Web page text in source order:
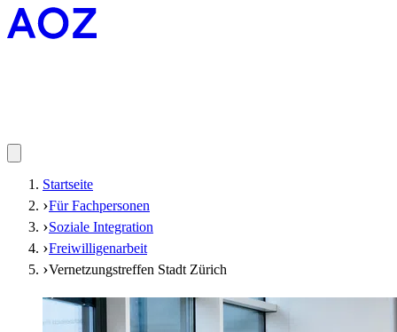
Startseite
Für Fachpersonen
Soziale Integration
Freiwilligenarbeit
Vernetzungstreffen Stadt Zürich